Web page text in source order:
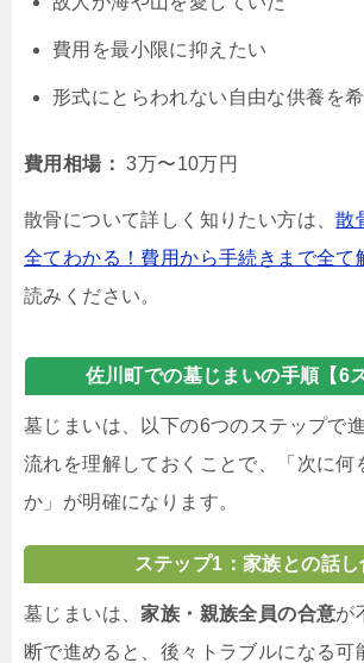
費用を最小限に抑えたい
形式にとらわれない自由な供養を
費用相場： 3万〜10万円
散骨について詳しく知りたい方は、散
全てわかる！費用から手続きまで全て
読みください。
佐川町での墓じまいの手順【6
墓じまいは、以下の6つのステップで
流れを理解しておくことで、「次に何
か」が明確になります。
ステップ1：家族との話し
墓じまいは、 家族・親族全員の合意が
断で進めると、後々トラブルになる可